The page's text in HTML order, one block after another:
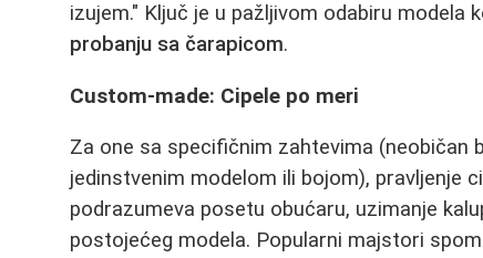
izujem." Ključ je u pažljivom odabiru modela
probanju sa čarapicom.
Custom-made: Cipele po meri
Za one sa specifičnim zahtevima (neobičan
jedinstvenim modelom ili bojom), pravljenje
podrazumeva posetu obućaru, uzimanje
postojećeg modela. Popularni majstori